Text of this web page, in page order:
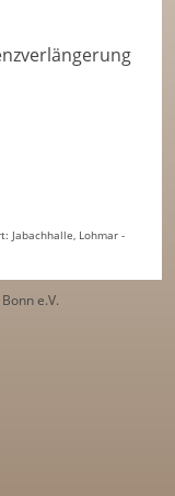
Jabachhalle, Lohmar -
e.V.